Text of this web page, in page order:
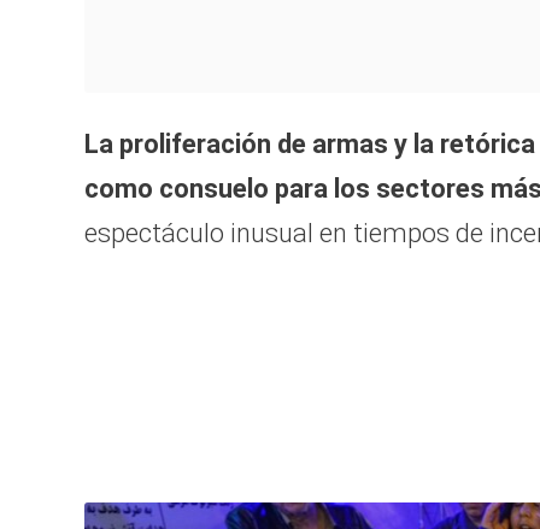
La proliferación de armas y la
como consuelo para los sectores
espectáculo inusual en tiempos de